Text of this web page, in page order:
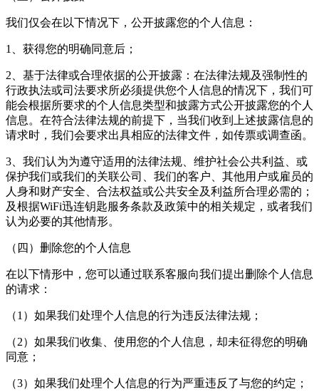
我们仅会在以下情况下，公开披露您的个人信息：
1、获得您的明确同意后；
2、基于法律或合理依据的公开披露：在法律法规及强制性的
行政执法或司法要求所必须提供您个人信息的情况下，我们可
能会根据所要求的个人信息类型和披露方式公开披露您的个人
信息。在符合法律法规的前提下，当我们收到上述披露信息的
请求时，我们会要求出具相应的法律文件，如传票或调查函。
3、我们认为为遵守适用的法律法规、维护社会公共利益、或
保护我们或我们的关联公司、我们的客户、其他用户或雇员的
人身和财产安全、合法权益或公共安全及利益所合理必需的；
及根据WiFi迅连钥匙服务条款及政策中的相关规定，或者我们
认为必要的其他情形。
（四）删除您的个人信息
在以下情形中，您可以通过联系客服向我们提出删除个人信息
的请求：
（1）如果我们处理个人信息的行为违反法律法规；
（2）如果我们收集、使用您的个人信息，却未征得您的明确
同意；
（3）如果我们处理个人信息的行为严重违反了与您的约定；